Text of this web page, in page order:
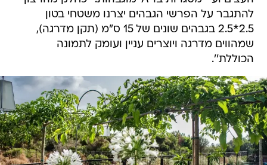
להתגבר על הפרשי הגבהים יצרנו משטחי בטון
2.5*2.5 בגבהים שונים של 15 ס"מ (תקן מדרגה),
שמהווים מדרגה ויוצרים עניין ועומק לתמונה
הכוללת''.